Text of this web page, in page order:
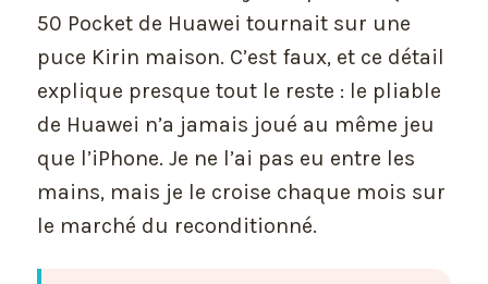
50 Pocket de Huawei tournait sur une
puce Kirin maison. C’est faux, et ce détail
explique presque tout le reste : le pliable
de Huawei n’a jamais joué au même jeu
que l’iPhone. Je ne l’ai pas eu entre les
mains, mais je le croise chaque mois sur
le marché du reconditionné.